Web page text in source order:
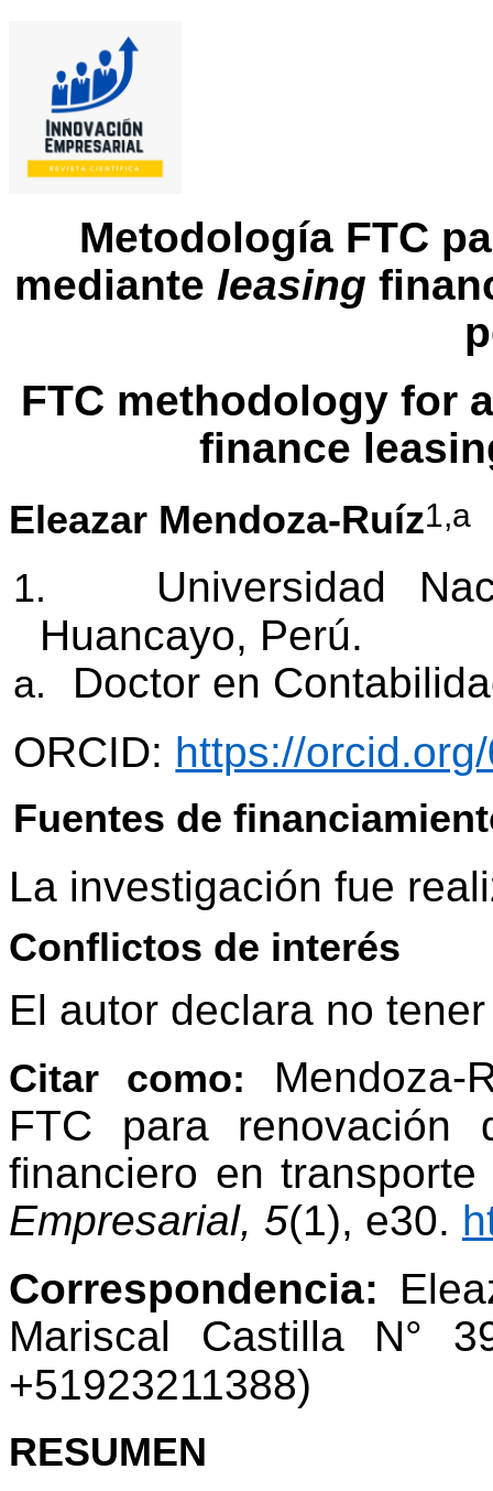
Metodología FTC
mediante leasing
FTC methodology for
finance
Eleazar Mendoza-Ruíz1,a
1.
Universidad
Huancayo, Perú.
a.
Doctor en
ORCID: https://
Fuentes de
La investigación fue
Conflictos de interés
El autor declara no
Citar como:
FTC para renovación
financiero en
Empresarial, 5(1), e30.
Correspondencia:
Mariscal Castilla N°
+51923211388)
RESUMEN